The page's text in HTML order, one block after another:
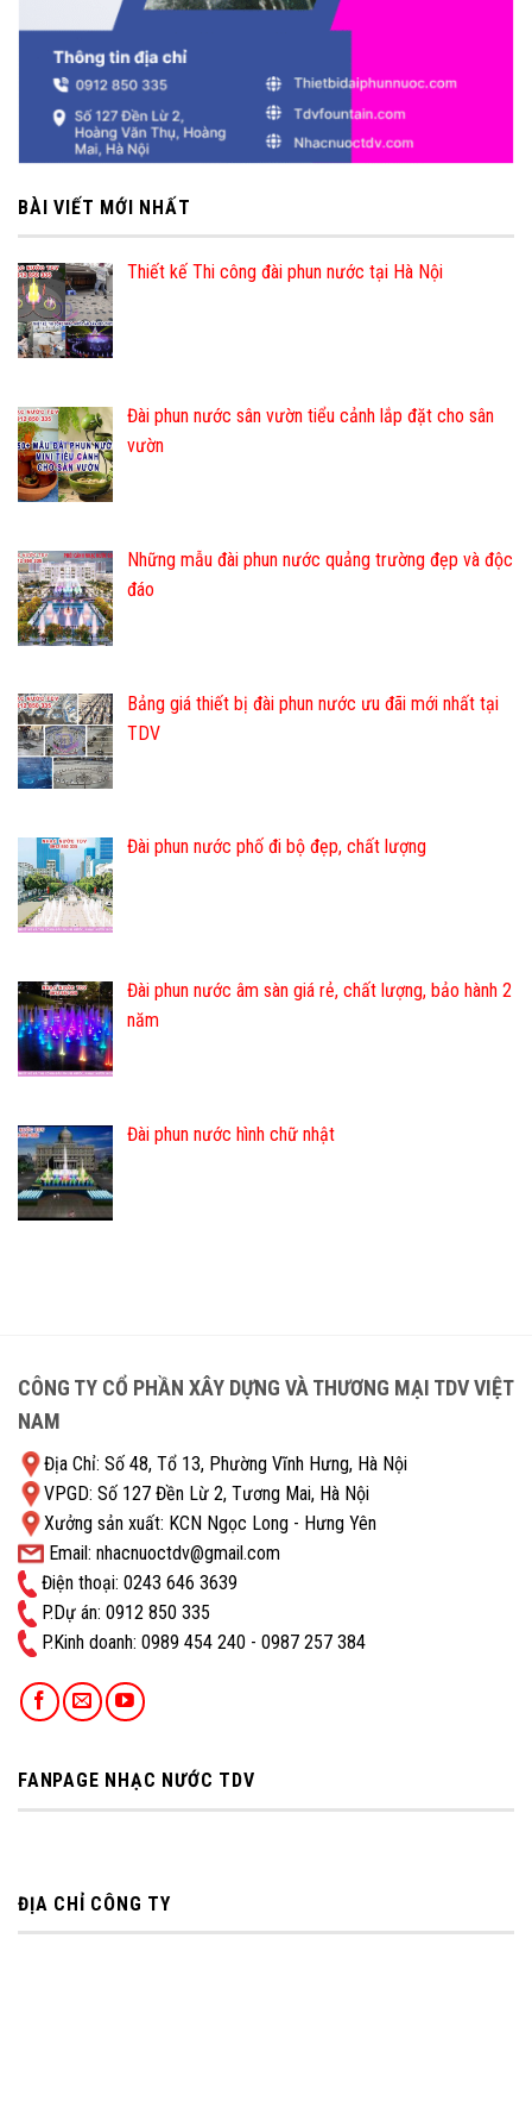
BÀI VIẾT MỚI NHẤT
Thiết kế Thi công đài phun nước tại Hà Nội
Đài phun nước sân vườn tiểu cảnh lắp đặt cho sân
vườn
Những mẫu đài phun nước quảng trường đẹp và độc
đáo
Bảng giá thiết bị đài phun nước ưu đãi mới nhất tại
TDV
Đài phun nước phố đi bộ đẹp, chất lượng
Đài phun nước âm sàn giá rẻ, chất lượng, bảo hành 2
năm
Đài phun nước hình chữ nhật
CÔNG TY CỔ PHẦN XÂY DỰNG VÀ THƯƠNG MẠI TDV VIỆT
NAM
Địa Chỉ: Số 48, Tổ 13, Phường Vĩnh Hưng, Hà Nội
VPGD: Số 127 Đền Lừ 2, Tương Mai, Hà Nội
Xưởng sản xuất: KCN Ngọc Long - Hưng Yên
Email: nhacnuoctdv@gmail.com
Điện thoại: 0243 646 3639
P.Dự án: 0912 850 335
P.Kinh doanh: ‭0989 454 240 - 0987 257 384
FANPAGE NHẠC NƯỚC TDV
ĐỊA CHỈ CÔNG TY